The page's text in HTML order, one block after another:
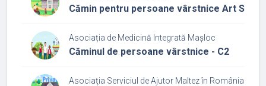
Cămin pentru persoane vârstnice Art
Asociația de Medicină Integrată Mașloc
Căminul de persoane vârstnice - C2
Asociaţia Serviciul de Ajutor Maltez în România -